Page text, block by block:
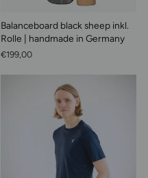
Balanceboard black sheep inkl.
Rolle | handmade in Germany
€199,00